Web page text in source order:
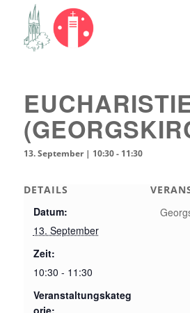
13. September | 10:30- 11:30
DETAILS
Datum:
13. September
Zeit:
10:30 - 11:30
Veranstaltungskateg
orie: